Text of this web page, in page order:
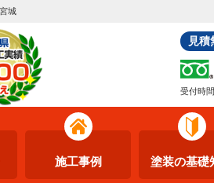
城
見
受付時
施工事例 塗装の基礎